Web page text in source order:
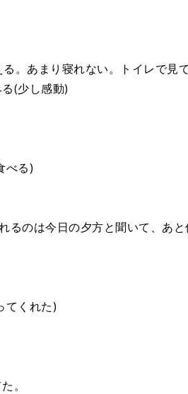
。あまり寝れない。トイレで見
(少し感動)
べる)
るのは今日の夕方と聞いて、あ
てくれた)
。